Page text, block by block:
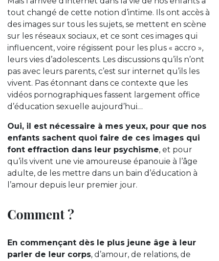
tout changé de cette notion d’intime. Ils ont accès à
des images sur tous les sujets, se mettent en scène
sur les réseaux sociaux, et ce sont ces images qui
influencent, voire régissent pour les plus « accro »,
leurs vies d’adolescents. Les discussions qu’ils n’ont
pas avec leurs parents, c’est sur internet qu’ils les
vivent. Pas étonnant dans ce contexte que les
vidéos pornographiques fassent largement office
d’éducation sexuelle aujourd’hui…
Oui, il est nécessaire à mes yeux, pour que nos
enfants sachent quoi faire de ces images qui
font effraction dans leur psychisme, et pour
qu’ils vivent une vie amoureuse épanouie à l’âge
adulte, de les mettre dans un bain d’éducation à
l’amour depuis leur premier jour.
Comment ?
En commençant dès le plus jeune âge à leur
parler de leur corps, d’amour, de relations, de